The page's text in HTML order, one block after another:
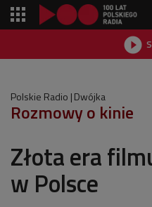

Polskie Radio Dwójka
Rozmowy o kinie
Złota era
w Polsce